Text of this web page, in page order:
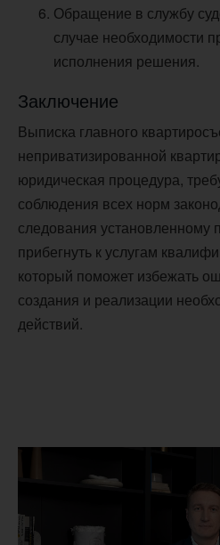
Обращение в службу
случае необходимости
исполнения решения.
Заключение
Выписка главного
неприватизированной
юридическая процедура,
соблюдения всех норм
следования установленному
прибегнуть к услугам
который поможет избежать
создания и реализации
действий.